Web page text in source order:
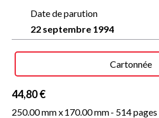
Date de parution
22 septembre 1994
Cartonnée
44,80 €
250.00 mm x170.00 mm- 514 pages